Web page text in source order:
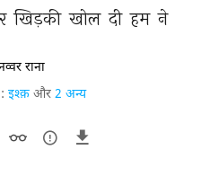
खिड़की खोल दी हम ने
राना
इश्क़ और 2 अन्य